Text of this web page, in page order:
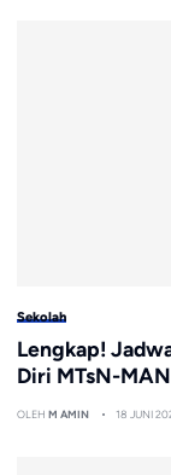
Sekolah
Lengkap!
Diri MTsN-
OLEH M AMIN 18 JUNI